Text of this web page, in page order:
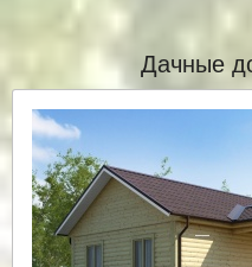
Дачные